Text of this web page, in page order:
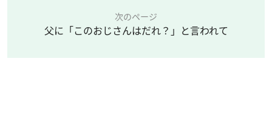
次のページ
父に「このおじさんはだれ？」と言われて